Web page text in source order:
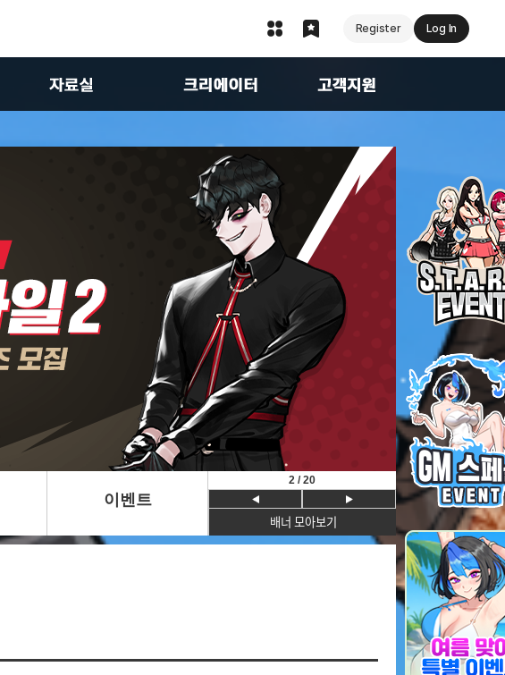
Register Log In
1:1문의
캐릭터 복구 서비스
이벤트
2 /20
배너 모아보기